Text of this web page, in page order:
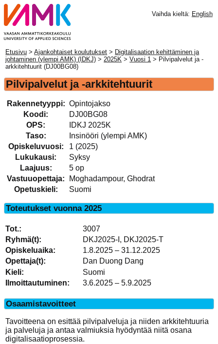
Vaihda kieltä: English
Etusivu >Ajankohtaiset koulutukset > Digitalisaation kehittäminen ja
johtaminen (ylempi AMK) (IDKJ) >2025K >Vuosi 1 > Pilvipalvelut ja -
arkkitehtuurit (DJ00BG08)
Pilvipalvelut ja -arkkitehtuurit
Rakennetyyppi: Opintojakso
Koodi:
DJ00BG08
OPS:
IDKJ 2025K
Taso:
Insinööri (ylempi AMK)
Opiskeluvuosi:
1 (2025)
Lukukausi:
Syksy
Laajuus:
5 op
Vastuuopettaja:
Moghadampour, Ghodrat
Opetuskieli:
Suomi
Toteutukset vuonna 2025
3007
DKJ2025-I, DKJ2025-T
1.8.2025 – 31.12.2025
Dan Duong Dang
Suomi
3.6.2025 – 5.9.2025
Osaamistavoitteet
Tavoitteena on esittää pilvipalveluja ja niiden arkkitehtuuria
ja palveluja ja antaa valmiuksia hyödyntää niitä osana
digitalisaatioprosessia.